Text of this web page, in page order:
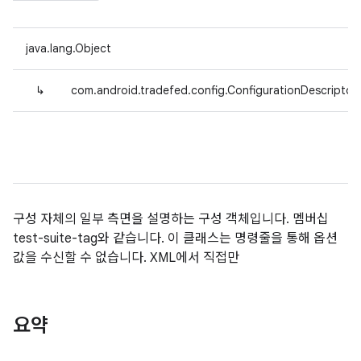
java.lang.Object
↳ com.android.tradefed.config.ConfigurationDescriptor
구성 자체의 일부 측면을 설명하는 구성 객체입니다. 멤버십
test-suite-tag와 같습니다. 이 클래스는 명령줄을 통해 옵션
값을 수신할 수 없습니다. XML에서 직접만
요약